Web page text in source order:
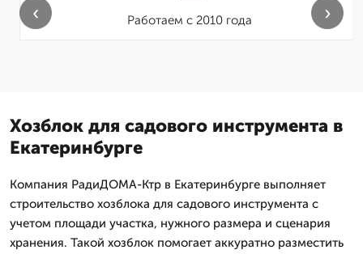
Работаем с 2010 года
‹ ›
Хозблок для садового инструмента в
Екатеринбурге
Компания РадиДОМА-Ктр в Екатеринбурге выполняет
строительство хозблока для садового инструмента с
учетом площади участка, нужного размера и сценария
хранения. Такой хозблок помогает аккуратно разместить